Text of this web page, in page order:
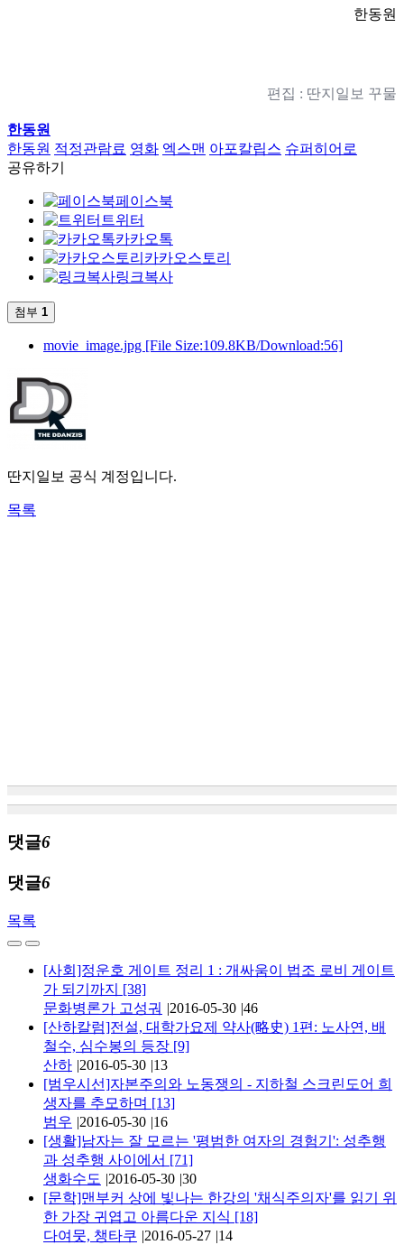
한동원
편집 : 딴지일보 꾸물
한동원
한동원 적정관람료 영화 엑스맨 아포칼립스 슈퍼히어로
공유하기
페이스북
트위터
카카오톡
카카오스토리
링크복사
첨부 1
movie_image.jpg [File Size:109.8KB/Download:56]
딴지일보 공식 계정입니다.
목록
댓글6
댓글6
목록
[사회]정운호 게이트 정리 1 : 개싸움이 법조 로비 게이트
가 되기까지 [38]
문화병론가 고성궈 |2016-05-30 |46
[산하칼럼]전설, 대학가요제 약사(略史) 1편: 노사연, 배
철수, 심수봉의 등장 [9]
산하 |2016-05-30 |13
[범우시선]자본주의와 노동쟁의 - 지하철 스크린도어 희
생자를 추모하며 [13]
범우 |2016-05-30 |16
[생활]남자는 잘 모르는 '평범한 여자의 경험기': 성추행
과 성추행 사이에서 [71]
생화수도 |2016-05-30 |30
[문학]맨부커 상에 빛나는 한강의 '채식주의자'를 읽기 위
한 가장 귀엽고 아름다운 지식 [18]
다여뭇, 챙타쿠 |2016-05-27 |14